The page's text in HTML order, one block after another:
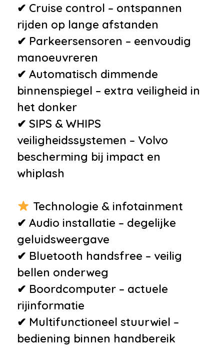
✔ Cruise control – ontspannen
rijden op lange afstanden
✔ Parkeersensoren – eenvoudig
manoeuvreren
✔ Automatisch dimmende
binnenspiegel – extra veiligheid in
het donker
✔ SIPS & WHIPS
veiligheidssystemen – Volvo
bescherming bij impact en
whiplash
Technologie & infotainment
✔ Audio installatie – degelijke
geluidsweergave
✔ Bluetooth handsfree – veilig
bellen onderweg
✔ Boordcomputer – actuele
rijinformatie
✔ Multifunctioneel stuurwiel –
bediening binnen handbereik